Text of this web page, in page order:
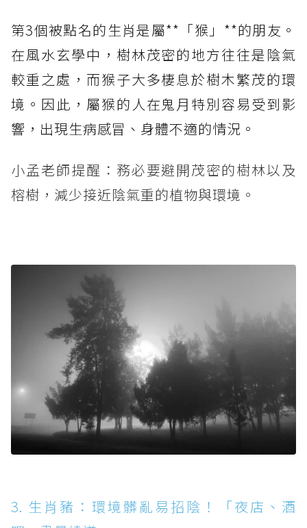
第3個被點名的生肖是屬**「猴」**的朋友。
在風水玄學中，樹林茂密的地方往往是陰氣
較重之處，而猴子大多棲息於樹木繁茂的環
境。因此，屬猴的人在鬼月特別容易受到影
響，出現生病感冒、身體不適的情況。
小孟老師提醒：務必要避開茂密的樹林以及
榕樹，減少接近陰氣重的植物與環境。
3. 生肖豬：環境髒亂易招陰！「夜店、酒